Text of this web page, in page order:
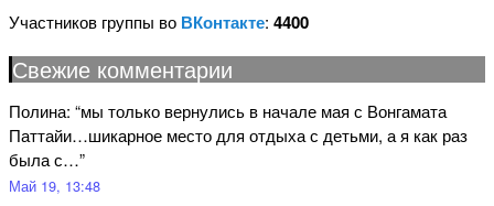
Участников группы во ВКонтакте: 4400
Свежие комментарии
Полина: “мы только вернулись в начале мая с Вонгамата
Паттайи…шикарное место для отдыха с детьми, а я как раз
была с…”
Май 19, 13:48